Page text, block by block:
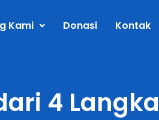
Kami Donasi Kontak
4